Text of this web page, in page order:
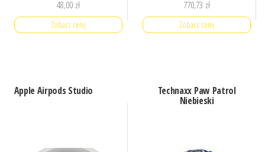
48,00 zł
Zobacz cenę
770,73 zł
Zobacz cenę
Apple Airpods Studio Technaxx Paw Patrol
Niebieski